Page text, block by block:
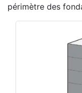
périmètre des